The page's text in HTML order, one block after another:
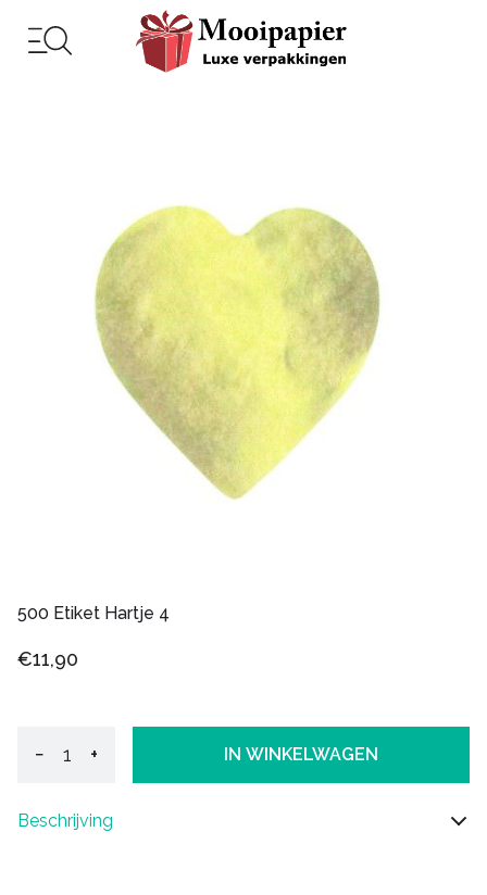
500 Etiket Hartje 4
€11,90
− + IN WINKELWAGEN
Beschrijving